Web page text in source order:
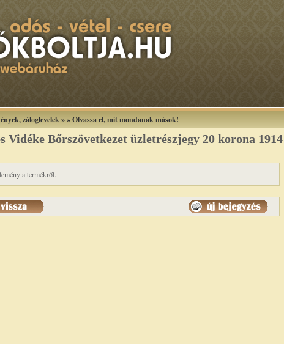
záloglevelek»»Olvassa el, mit mondanak mások!
Vidéke Bőrszövetkezet üzletrészjegy 20 korona 1914
a termékről.